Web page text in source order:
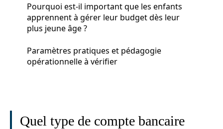
Pourquoi est-il important que les enfants
apprennent à gérer leur budget dès leur
plus jeune âge ?
Paramètres pratiques et pédagogie
opérationnelle à vérifier
Quel type de compte bancaire